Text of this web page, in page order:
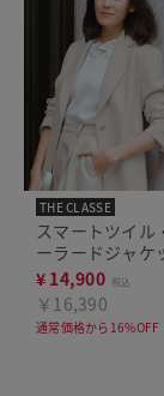
THE CLASSE
スマートツイル
ーラードジャケ
¥ 14,900 税込
￥16,390
通常価格から16%OFF